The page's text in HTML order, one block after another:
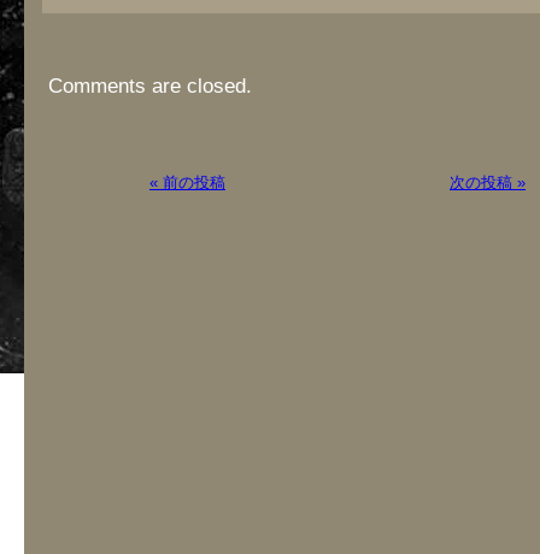
Comments are closed.
« 前の投稿 次の投稿 »